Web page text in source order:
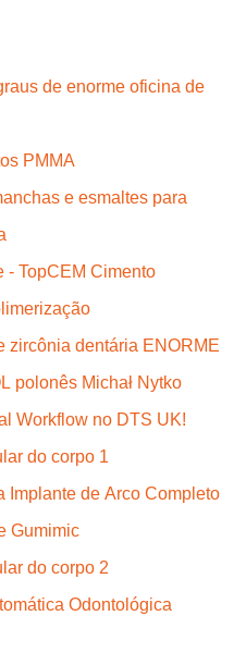
de enorme oficina de
PMMA
e esmaltes para
- TopCEM Cimento
zircônia dentária ENORME
polonês Michał Nytko
Workflow no DTS UK!
do corpo 1
Implante de Arco Completo
Gumimic
do corpo 2
Odontológica